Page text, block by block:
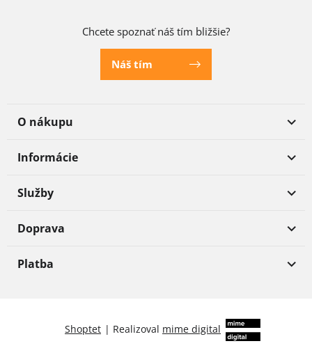
Chcete spoznať náš tím bližšie?
Náš tím
O nákupu
Informácie
Služby
Doprava
Platba
Shoptet | Realizoval mime digital